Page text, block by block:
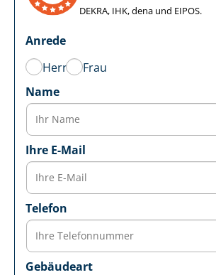
DEKRA, IHK, dena und EIPOS.
Anrede
Herr
Frau
Name
Ihre E-Mail
Telefon
Gebäudeart